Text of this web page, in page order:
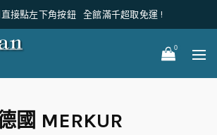
接點左下角按鈕 全館滿千超取免運 !
0
國 MERKUR